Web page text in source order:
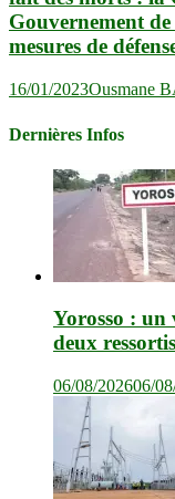
Gouvernement
mesures de
16/01/2023Ousmane
Dernières Infos
Yorosso : un
deux
06/08/202606/